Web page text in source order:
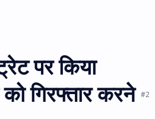
पर किया
गिरफ्तार करने